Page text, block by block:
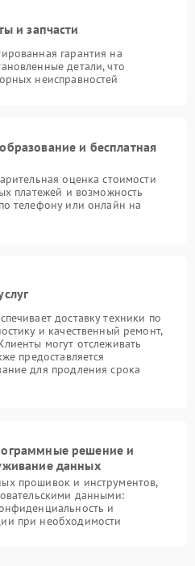
и запчасти
гарантия на
детали, что
неисправностей
и бесплатная
оценка стоимости
платежей и возможность
телефону или онлайн на
доставку техники по
и качественный ремонт,
могут отслеживать
предоставляется
для продления срока
решение и
данных
прошивок и инструментов,
данными:
и
при необходимости